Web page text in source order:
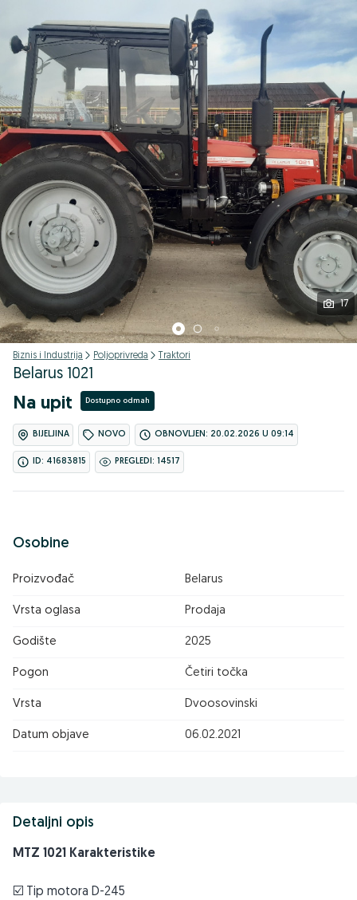
17
Biznis i Industrija Poljoprivreda Traktori
Belarus 1021
Na upit Dostupno odmah
BIJELJINA NOVO OBNOVLJEN: 20.02.2026 U 09:14
ID: 41683815 PREGLEDI: 14517
Osobine
Proizvođač Belarus
Vrsta oglasa Prodaja
Godište 2025
Pogon Četiri točka
Vrsta Dvoosovinski
Datum objave 06.02.2021
Detaljni opis
MTZ 1021 Karakteristike
☑️ Tip motora D-245